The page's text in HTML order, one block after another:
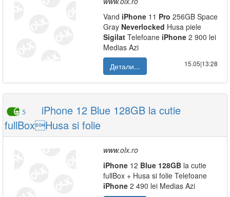
Vand iPhone 11 Pro 256GB Space
Gray Neverlocked Husa piele
Sigilat Telefoane iPhone 2 900 lei
Medias Azi
Детали...
15.05|13:28
5
iPhone 12 Blue 128GB la cutie
fullBoxHusa si folie
www.olx.ro
iPhone 12 Blue 128GB la cutie
fullBox + Husa si folie Telefoane
iPhone 2 490 lei Medias Azi